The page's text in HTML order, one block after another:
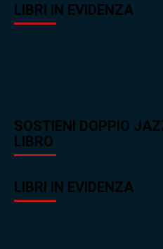
LIBRI IN EVIDENZA
SOSTIENI DOPPIO
LIBRO
LIBRI IN EVIDENZA